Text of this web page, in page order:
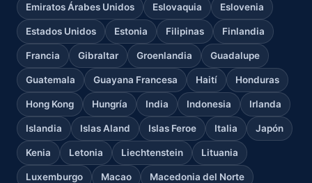
Emiratos Árabes Unidos Eslovaquia Eslovenia
Estados Unidos Estonia Filipinas Finlandia
Francia Gibraltar Groenlandia Guadalupe
Guatemala Guayana Francesa Haití Honduras
Hong Kong Hungría India Indonesia Irlanda
Islandia Islas Aland Islas Feroe Italia Japón
Kenia Letonia Liechtenstein Lituania
Luxemburgo Macao Macedonia del Norte